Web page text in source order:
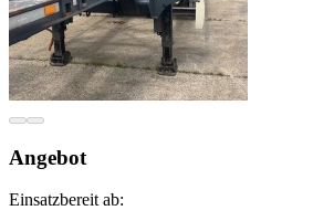
Angebot
Einsatzbereit ab: